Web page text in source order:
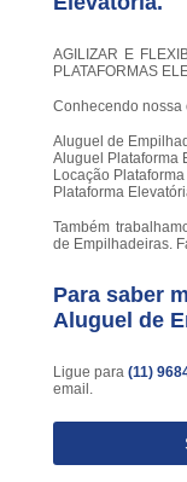
AGILIZAR E
PLATAFORMAS
Conhecendo nossa
Aluguel de
Aluguel Plataforma
Locação
Plataforma
Também
de Empilhadeiras.
Para saber
Aluguel de
Ligue para (11)
email.